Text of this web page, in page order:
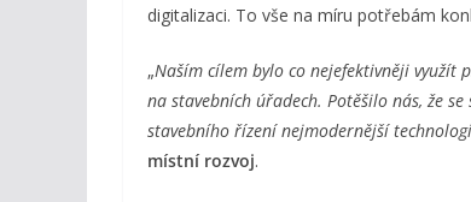
digitalizaci. To vše na míru potřebám
„Naším cílem bylo co nejefektivněji
na stavebních úřadech. Potěšilo nás, že
stavebního řízení nejmodernější
místní rozvoj.